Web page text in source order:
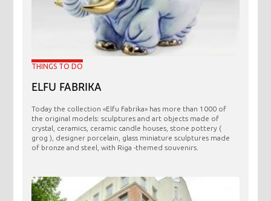
THINGS TO DO
ELFU FABRIKA
Today the collection «Elfu Fabrika» has more than 1000 of
the original models: sculptures and art objects made ​​of
crystal, ceramics, ceramic candle houses, stone pottery (
grog ), designer porcelain, glass miniature sculptures made
of bronze and steel, with Riga -themed souvenirs.